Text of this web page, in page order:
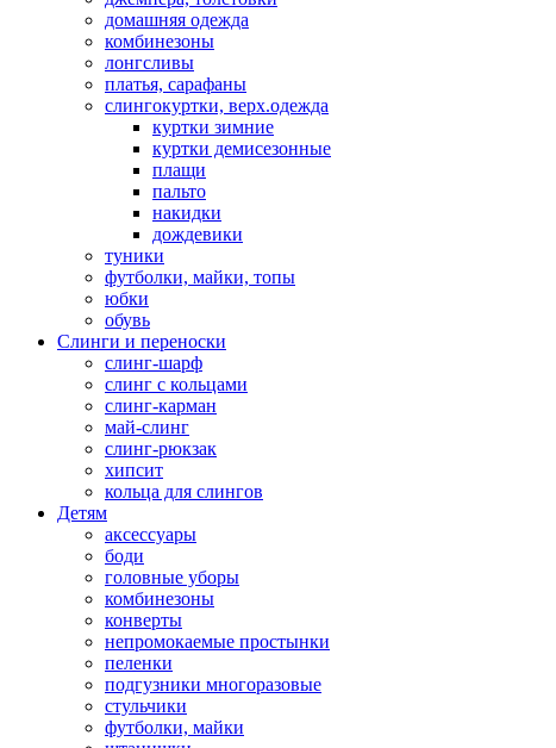
домашняя одежда
комбинезоны
лонгсливы
платья, сарафаны
слингокуртки, верх.одежда
куртки зимние
куртки демисезонные
плащи
пальто
накидки
дождевики
туники
футболки, майки, топы
юбки
обувь
Слинги и переноски
слинг-шарф
слинг с кольцами
слинг-карман
май-слинг
слинг-рюкзак
хипсит
кольца для слингов
Детям
аксессуары
боди
головные уборы
комбинезоны
конверты
непромокаемые простынки
пеленки
подгузники многоразовые
стульчики
футболки, майки